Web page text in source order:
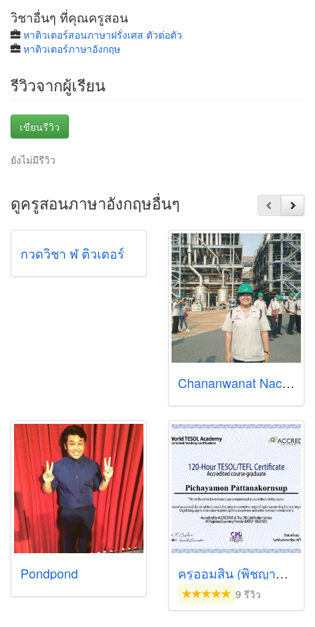
วิชาอื่นๆ ที่คุณครูสอน
หาติวเตอร์สอนภาษาฝรั่งเศส ตัวต่อตัว
หาติวเตอร์ภาษาอังกฤษ
รีวิวจากผู้เรียน
เขียนรีวิว
ยังไม่มีรีวิว
ดูครูสอนภาษาอังกฤษอื่นๆ
กวดวิชา ฬ ติวเตอร์
Chananwanat Nachaiwet (Pure)
Pondpond ครูออมสิน (พิชญามณฑ์ พัฒนกรทรัพย์)
9 รีวิว